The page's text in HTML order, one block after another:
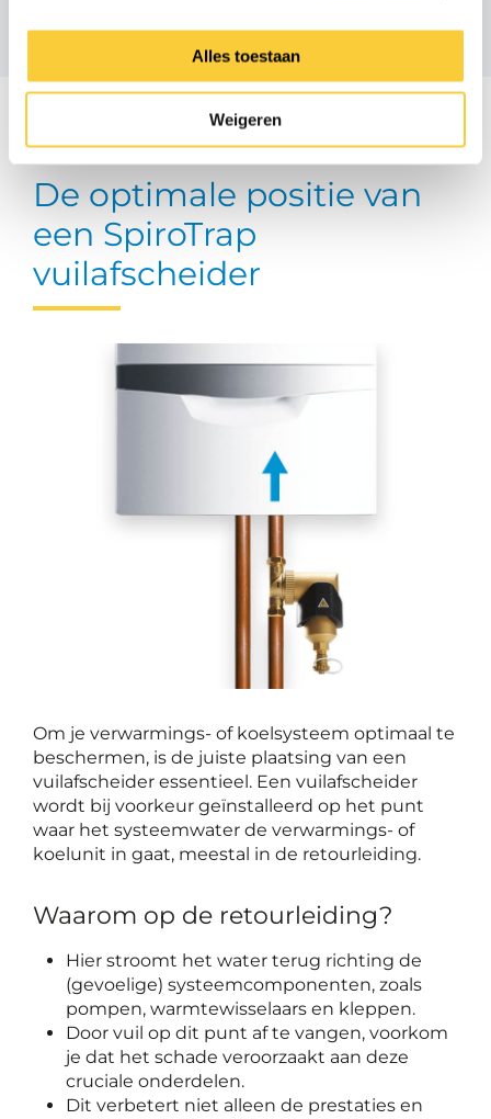
Alles toestaan
Weigeren
De optimale positie van
een SpiroTrap
vuilafscheider
Om je verwarmings- of koelsysteem optimaal te
beschermen, is de juiste plaatsing van een
vuilafscheider essentieel. Een vuilafscheider
wordt bij voorkeur geïnstalleerd op het punt
waar het systeemwater de verwarmings- of
koelunit in gaat, meestal in de retourleiding.
Waarom op de retourleiding?
Hier stroomt het water terug richting de
(gevoelige) systeemcomponenten, zoals
pompen, warmtewisselaars en kleppen.
Door vuil op dit punt af te vangen, voorkom
je dat het schade veroorzaakt aan deze
cruciale onderdelen.
Dit verbetert niet alleen de prestaties en